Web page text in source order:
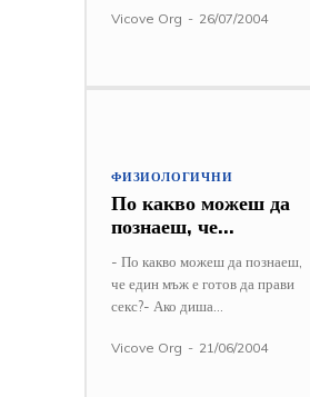
Vicove Org - 26/07/2004
ФИЗИОЛОГИЧНИ
По какво можеш да
познаеш, че…
- По какво можеш да познаеш,
че един мъж е готов да прави
секс?- Ако диша...
Vicove Org - 21/06/2004